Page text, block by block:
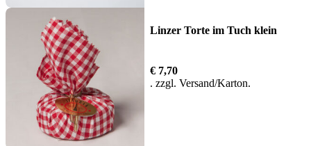
Linzer Torte im Tuch klein
€ 7,70
zzgl. Versand